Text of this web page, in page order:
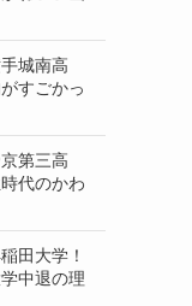
城南高
すごかっ
第三高
代のかわ
田大学！
中退の理